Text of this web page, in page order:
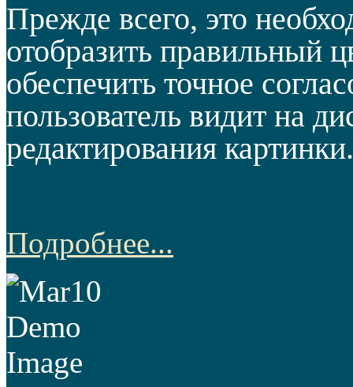
Прежде всего, это
отобразить правильный
обеспечить точное
пользователь видит на
редактирования
Подробнее...